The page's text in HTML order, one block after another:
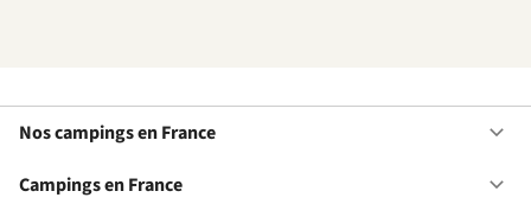
Nos campings en France
Campings en France